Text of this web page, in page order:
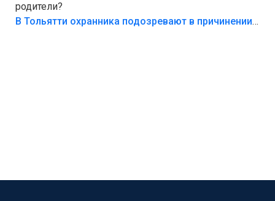
родители?
В Тольятти охранника подозревают в причинении смерти ребенку